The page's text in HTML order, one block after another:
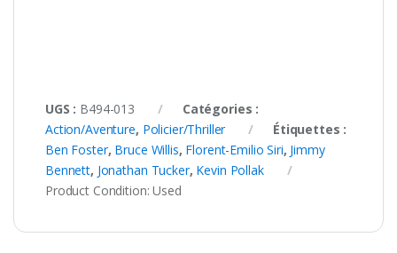
UGS : B494-013
Catégories :
Action/Aventure, Policier/Thriller
Étiquettes :
Ben Foster, Bruce Willis, Florent-Emilio Siri, Jimmy
Bennett, Jonathan Tucker, Kevin Pollak
Product Condition:Used